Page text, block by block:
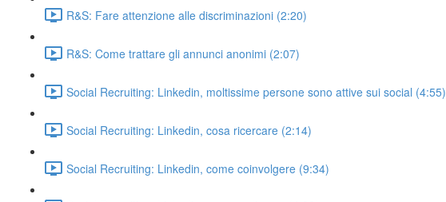
R&S: Fare attenzione alle discriminazioni (2:20)
R&S: Come trattare gli annunci anonimi (2:07)
Social Recruiting: Linkedin, moltissime persone sono attive sui social (4:55)
Social Recruiting: Linkedin, cosa ricercare (2:14)
Social Recruiting: Linkedin, come coinvolgere (9:34)